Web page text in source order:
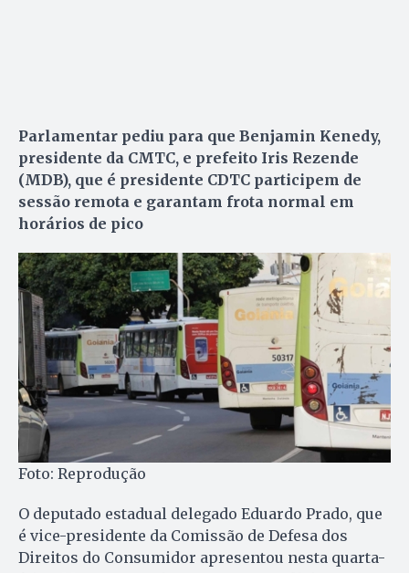
Parlamentar pediu para que Benjamin Kenedy,
presidente da CMTC, e prefeito Iris Rezende
(MDB), que é presidente CDTC participem de
sessão remota e garantam frota normal em
horários de pico
Foto: Reprodução
O deputado estadual delegado Eduardo Prado, que
é vice-presidente da Comissão de Defesa dos
Direitos do Consumidor apresentou nesta quarta-